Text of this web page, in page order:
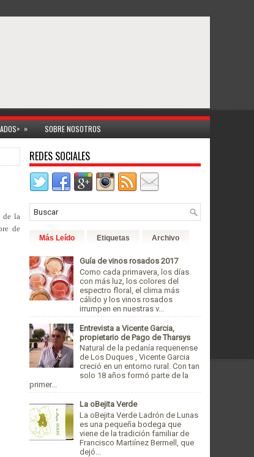
» SOBRE NOSOTROS
de la
de
REDES SOCIALES
Más Leído Etiquetas Archivo
Guía de vinos rosados 2017
Como cada primavera, los días
con más luz, los colores del
espectro floral, el clima más
cálido y los vinos rosados
irrumpen en nuestras v...
Entrevista a Vicente Garcia,
propietario de Pago de Tharsys
Natural de la pedanía requenense
de Los Duques , Vicente Garcia
creció en un entorno rural. Con tan
solo 18 años formó parte de la
primer...
La oBejita Verde
La oBejita Verde Ladrón de Lunas
es una pequeña bodega que
viene de la tradición familiar de
Francisco Martiínez Bermell, que
dejó...